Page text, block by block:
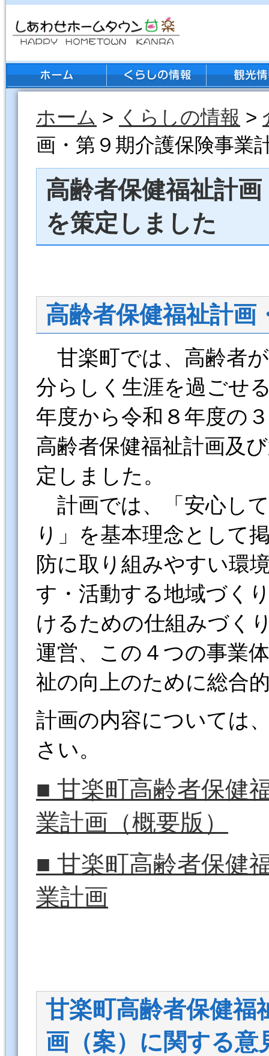
ホーム > くらしの情報 >
画・第９期介護保険事業
高齢者保健福祉計
を策定しました
高齢者保健福祉計画
甘楽町では、高齢者
分らしく生涯を過ごせ
年度から令和８年度の
高齢者保健福祉計画及
定しました。
計画では、「安心し
り」を基本理念として
防に取り組みやすい環
す・活動する地域づく
けるための仕組みづく
運営、この４つの事業
祉の向上のために総合
計画の内容については
さい。
■ 甘楽町高齢者保健
業計画（概要版）
■ 甘楽町高齢者保健
業計画
甘楽町高齢者保健福
画（案）に関する意